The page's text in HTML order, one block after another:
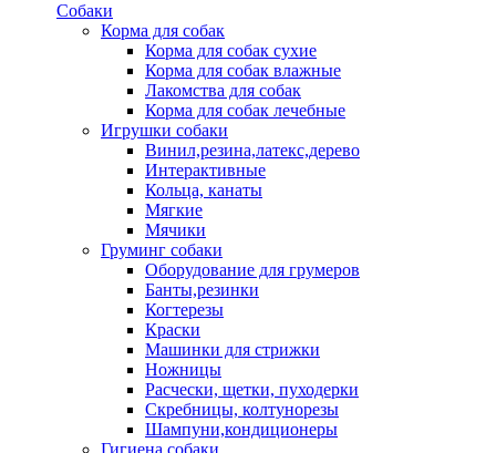
Собаки
Корма для собак
Корма для собак сухие
Корма для собак влажные
Лакомства для собак
Корма для собак лечебные
Игрушки собаки
Винил,резина,латекс,дерево
Интерактивные
Кольца, канаты
Мягкие
Мячики
Груминг собаки
Оборудование для грумеров
Банты,резинки
Когтерезы
Краски
Машинки для стрижки
Ножницы
Расчески, щетки, пуходерки
Скребницы, колтунорезы
Шампуни,кондиционеры
Гигиена собаки